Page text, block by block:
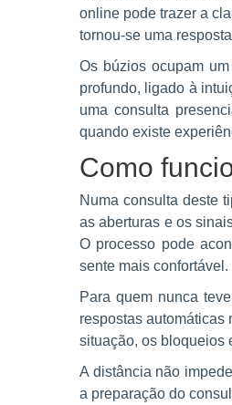
online pode trazer a
tornou-se uma
Os búzios ocupam
profundo, ligado à
uma consulta
quando existe
Como
Numa consulta deste
as aberturas e os
O processo pode
sente mais confortável.
Para quem nunca
respostas automáticas
situação, os bloqueios
A distância não
a preparação do